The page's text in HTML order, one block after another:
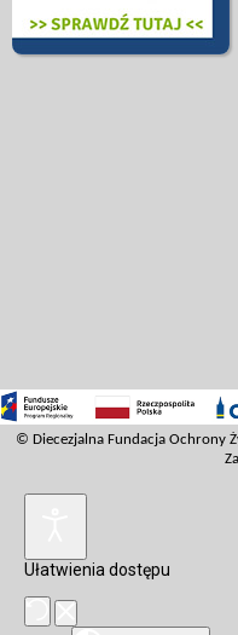
© Diecezjalna Fundacja Ochrony
Ułatwienia dostępu